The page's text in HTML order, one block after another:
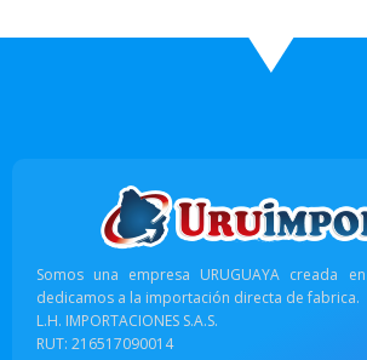
Somos una empresa URUGUAYA creada
dedicamos a la importación directa de fabrica.
L.H. IMPORTACIONES S.A.S.
RUT: 216517090014